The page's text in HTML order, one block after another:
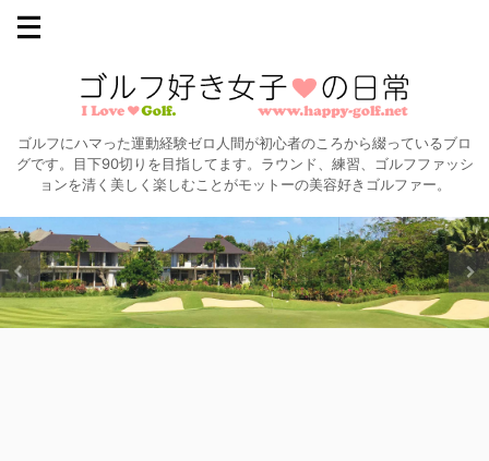
ゴルフにハマった運動経験ゼロ人間が初心者のころから綴っているブロ
グです。目下90切りを目指してます。ラウンド、練習、ゴルフファッシ
ョンを清く美しく楽しむことがモットーの美容好きゴルファー。